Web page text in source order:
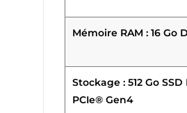
Mémoire RAM : 16 Go
Stockage : 512 Go
PCIe® Gen4